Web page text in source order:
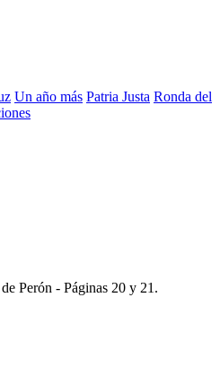
Un año más Patria Justa Ronda del
Perón - Páginas 20 y 21 .